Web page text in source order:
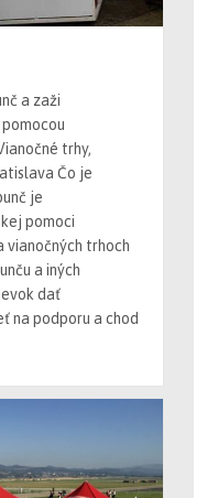
a zaži
trhy,
Čo je
je
pomoci
trhoch
a iných
dať
na podporu a chod